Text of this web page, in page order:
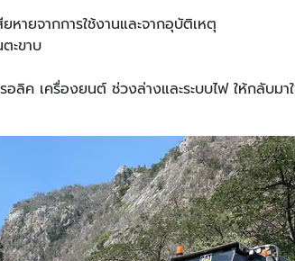
ายจากการใช้งานและจากอุบัติเหตุ
ะขาบ
ค เครื่องยนต์ ช่วงล่างและระบบไฟ ให้กลับม